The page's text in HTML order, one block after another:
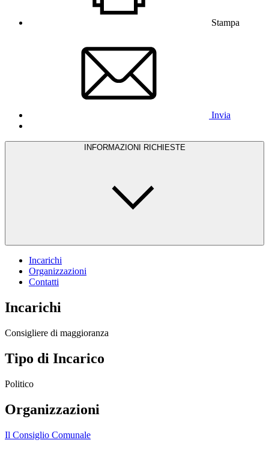
Stampa
Invia
INFORMAZIONI RICHIESTE
Incarichi
Organizzazioni
Contatti
Incarichi
Consigliere di maggioranza
Tipo di Incarico
Politico
Organizzazioni
Il Consiglio Comunale